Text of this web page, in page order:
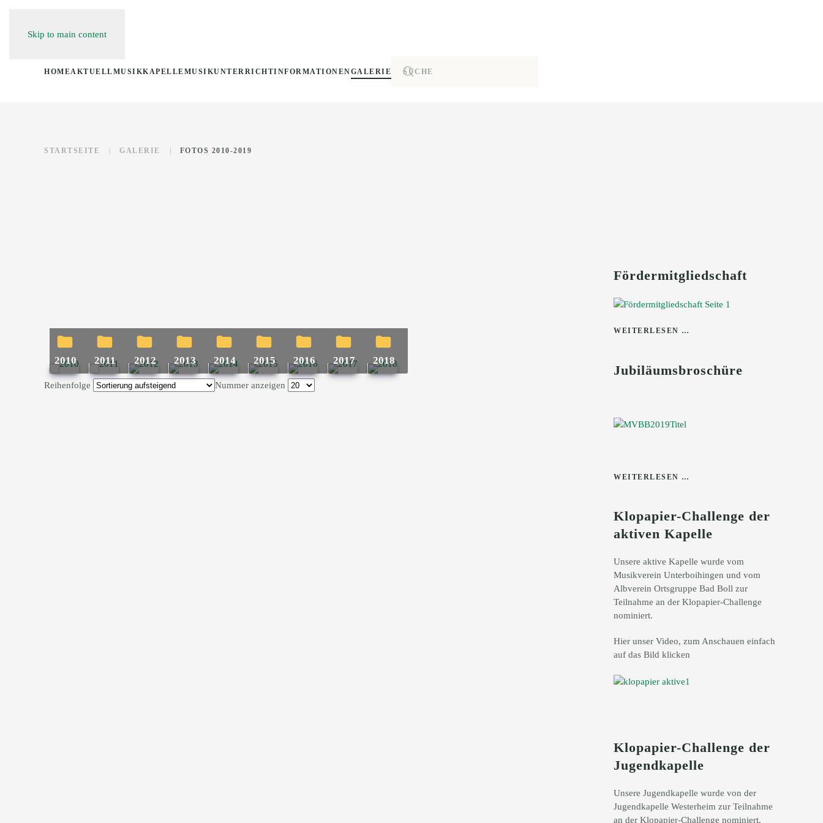
Skip to main content
HOMEAKTUELLMUSIKKAPELLEMUSIKUNTERRICHTINFORMATIONENGALERIE
STARTSEITE GALERIE FOTOS 2010-2019
2010 2011 2012 2013 2014 2015 2016 2017 2018
Reihenfolge Nummer anzeigen
Fördermitgliedschaft
WEITERLESEN …
Jubiläumsbroschüre
WEITERLESEN …
Klopapier-Challenge der
aktiven Kapelle
Unsere aktive Kapelle wurde vom
Musikverein Unterboihingen und vom
Albverein Ortsgruppe Bad Boll zur
Teilnahme an der Klopapier-Challenge
nominiert.
Hier unser Video, zum Anschauen einfach
auf das Bild klicken
Klopapier-Challenge der
Jugendkapelle
Unsere Jugendkapelle wurde von der
Jugendkapelle Westerheim zur Teilnahme
an der Klopapier-Challenge nominiert.